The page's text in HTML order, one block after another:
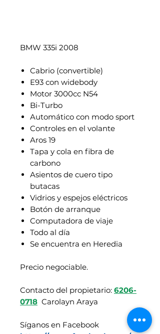
BMW 335i 2008
Cabrio (convertible)
E93 con widebody
Motor 3000cc N54
Bi-Turbo
Automático con modo sport
Controles en el volante
Aros 19
Tapa y cola en fibra de
carbono
Asientos de cuero tipo
butacas
Vidrios y espejos eléctricos
Botón de arranque
Computadora de viaje
Todo al día
Se encuentra en Heredia
Precio negociable.
Contacto del propietario: 6206-
0718 Carolayn Araya
Síganos en Facebook